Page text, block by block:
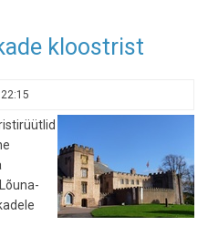
kloostrist